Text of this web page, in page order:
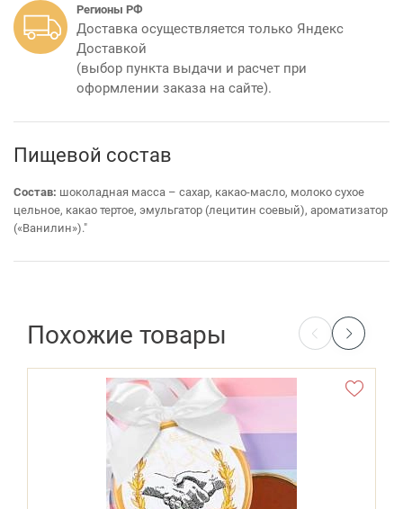
Регионы РФ
Доставка осуществляется только Яндекс
Доставкой
(выбор пункта выдачи и расчет при
оформлении заказа на сайте).
Пищевой состав
Состав: шоколадная масса – сахар, какао-масло, молоко сухое
цельное, какао тертое, эмульгатор (лецитин соевый), ароматизатор
(«Ванилин»)."
Похожие товары